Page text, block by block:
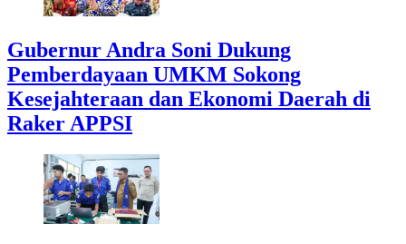
Gubernur Andra Soni Dukung
Pemberdayaan UMKM Sokong
Kesejahteraan dan Ekonomi Daerah di
Raker APPSI